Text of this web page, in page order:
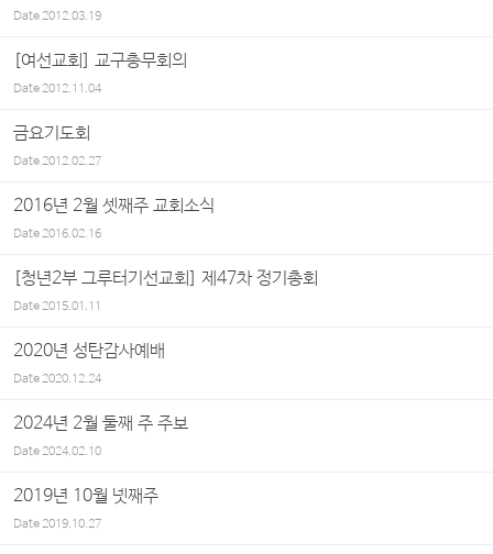
Date2012.03.19
[여선교회] 교구총무회의
Date2012.11.04
금요기도회
Date2012.02.27
2016년 2월 셋째주 교회소식
Date2016.02.16
[청년2부 그루터기선교회] 제47차 정기총회
Date2015.01.11
2020년 성탄감사예배
Date2020.12.24
2024년 2월 둘째 주 주보
Date2024.02.10
2019년 10월 넷째주
Date2019.10.27